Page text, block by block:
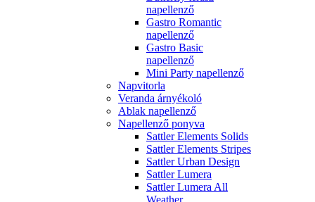
napellenző
Gastro Romantic
napellenző
Gastro Basic
napellenző
Mini Party napellenző
Napvitorla
Veranda árnyékoló
Ablak napellenző
Napellenző ponyva
Sattler Elements Solids
Sattler Elements Stripes
Sattler Urban Design
Sattler Lumera
Sattler Lumera All
Weather